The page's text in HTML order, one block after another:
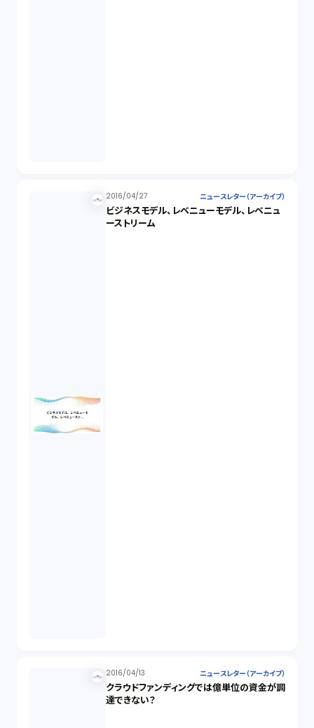
2016/04/27 ニュースレター（アーカイブ）
ビジネスモデル、レベニューモデル、レベニュ
ーストリーム
2016/04/13 ニュースレター（アーカイブ）
クラウドファンディングでは億単位の資金が調
達できない？